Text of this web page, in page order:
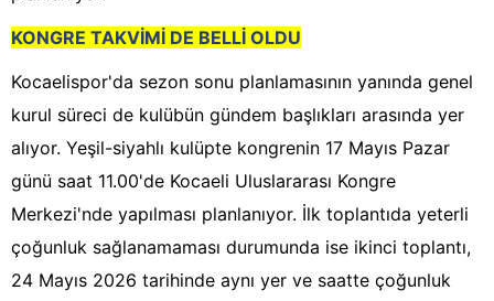
KONGRE TAKVİMİ DE BELLİ OLDU
Kocaelispor'da sezon sonu planlamasının yanında genel
kurul süreci de kulübün gündem başlıkları arasında yer
alıyor. Yeşil-siyahlı kulüpte kongrenin 17 Mayıs Pazar
günü saat 11.00'de Kocaeli Uluslararası Kongre
Merkezi'nde yapılması planlanıyor. İlk toplantıda yeterli
çoğunluk sağlanamaması durumunda ise ikinci toplantı,
24 Mayıs 2026 tarihinde aynı yer ve saatte çoğunluk